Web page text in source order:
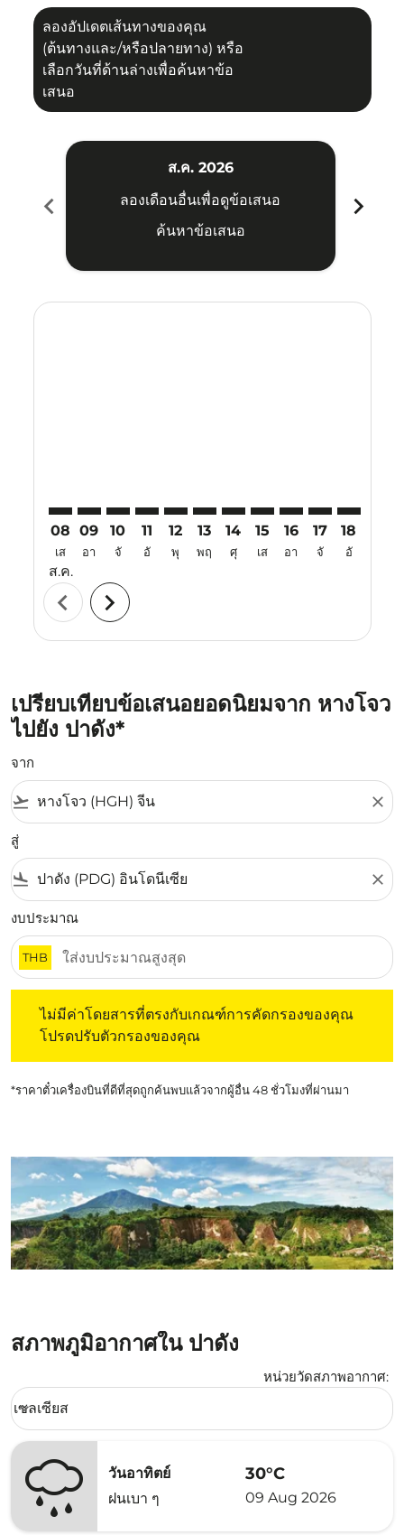
ลองอัปเดตเส้นทางของคุณ
(ต้นทางและ/หรือปลายทาง) หรือ
เลือกวันที่ด้านล่างเพื่อค้นหาข้อ
เสนอ
chevron_left
ส.ค. 2026
ลองเดือนอื่นเพื่อดูข้อเสนอ
ค้นหาข้อเสนอ
chevron_right
08
เส
ส.ค.
09
อา
10
จั
11
อั
12
พุ
13
พฤ
14
ศุ
15
เส
16
อา
17
จั
18
อั
chevron_left chevron_right
เปรียบเทียบข้อเสนอยอดนิยมจาก หางโจว
ไปยัง ปาดัง*
จาก
flight_takeoff close
สู่
flight_land close
งบประมาณ
THB
ไม่มีค่าโดยสารที่ตรงกับเกณฑ์การคัดกรองของคุณ
โปรดปรับตัวกรองของคุณ
*ราคาตั๋วเครื่องบินที่ดีที่สุดถูกค้นพบแล้วจากผู้อื่น 48 ชั่วโมงที่ผ่านมา
สภาพภูมิอากาศใน ปาดัง
หน่วยวัดสภาพอากาศ:
Weather unit option เซลเซียส Selected
เซลเซียส
keyboard_arrow_down
วันอาทิตย์
ฝนเบา ๆ
30°C
09 Aug 2026